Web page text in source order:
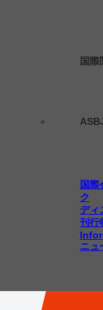
国際
国際
ク
ディ
刊行
ニュ